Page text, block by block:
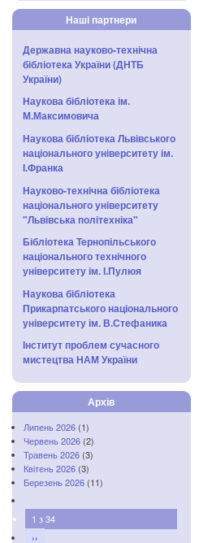
Наші партнери
Державна науково-технічна
бібліотека України (ДНТБ
України)
Наукова бібліотека ім.
М.Максимовича
Наукова бібліотека Львівського
національного університету ім.
І.Франка
Науково-технічна бібліотека
національного університету
"Львівська політехніка"
Бібліотека Тернопільського
національного технічного
університету ім. І.Пулюя
Наукова бібліотека
Прикарпатського національного
університету ім. В.Стефаника
Інститут проблем сучасного
мистецтва НАМ України
Архів
Липень 2026 (1)
Червень 2026 (2)
Травень 2026 (3)
Квітень 2026 (3)
Березень 2026 (11)
1 з 34
››